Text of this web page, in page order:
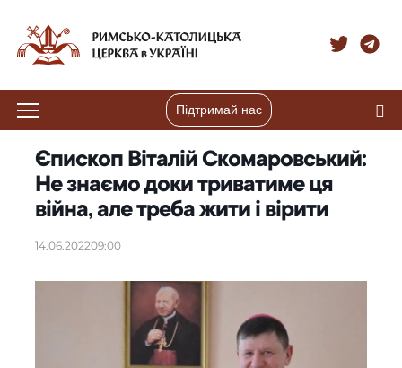
Підтримай нас
Єпископ Віталій Скомаровський:
Не знаємо доки триватиме ця
війна, але треба жити і вірити
14.06.202209:00